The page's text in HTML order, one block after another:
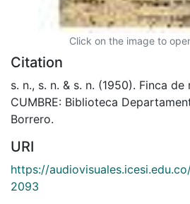
Click on the image to
Citation
s. n., s. n. & s. n. (1950). Finca
CUMBRE: Biblioteca
Borrero.
URI
https://
2093